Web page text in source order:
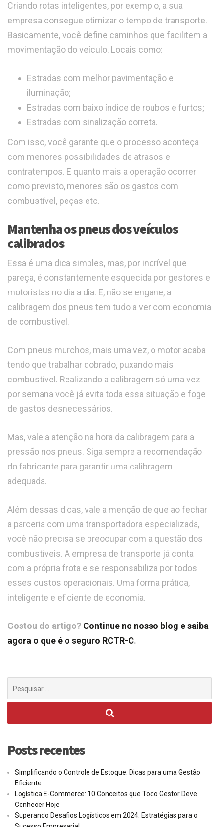
Criando rotas inteligentes, por exemplo, a sua
empresa consegue otimizar o tempo de transporte.
Basicamente, você define caminhos que facilitem a
movimentação do veículo. Locais como:
Estradas com melhor pavimentação e
iluminação;
Estradas com baixo índice de roubos e furtos;
Estradas com sinalização correta.
Com isso, você garante que o processo aconteça
com menores possibilidades de atrasos e
contratempos. E quanto mais a operação ocorrer
como previsto, menores são os gastos com
combustível, peças etc.
Mantenha os pneus dos veículos
calibrados
Essa é uma dica simples, mas, por incrível que
pareça, é constantemente esquecida por gestores e
motoristas no dia a dia. E, não se engane, a
calibragem dos pneus tem tudo a ver com economia
de combustível.
Com pneus murchos, mais uma vez, o motor acaba
tendo que trabalhar dobrado, puxando mais
combustível. Realizando a calibragem só uma vez
por semana você já evita toda essa situação e foge
de gastos desnecessários.
Mas, vale a atenção na hora da calibragem para a
pressão nos pneus. Siga sempre a recomendação
do fabricante para garantir uma calibragem
adequada.
Além dessas dicas, vale a menção de que ao fechar
a parceria com uma transportadora especializada,
você não precisa se preocupar com a questão dos
combustíveis. A empresa de transporte já conta
com a própria frota e se responsabiliza por todos
esses custos operacionais. Uma forma prática,
inteligente e eficiente de economia.
Gostou do artigo? Continue no nosso blog e saiba
agora o que é o seguro RCTR-C.
por:
Posts recentes
Simplificando o Controle de Estoque: Dicas para uma Gestão
Eficiente
Logística E-Commerce: 10 Conceitos que Todo Gestor Deve
Conhecer Hoje
Superando Desafios Logísticos em 2024: Estratégias para o